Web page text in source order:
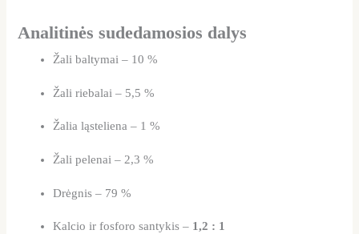
Analitinės sudedamosios dalys
Žali baltymai – 10 %
Žali riebalai – 5,5 %
Žalia ląsteliena – 1 %
Žali pelenai – 2,3 %
Drėgnis – 79 %
Kalcio ir fosforo santykis – 1,2 : 1